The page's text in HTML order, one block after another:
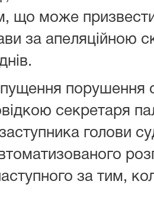
що може
за апеляційною
порушення
секретаря
заступника голови
за тим,